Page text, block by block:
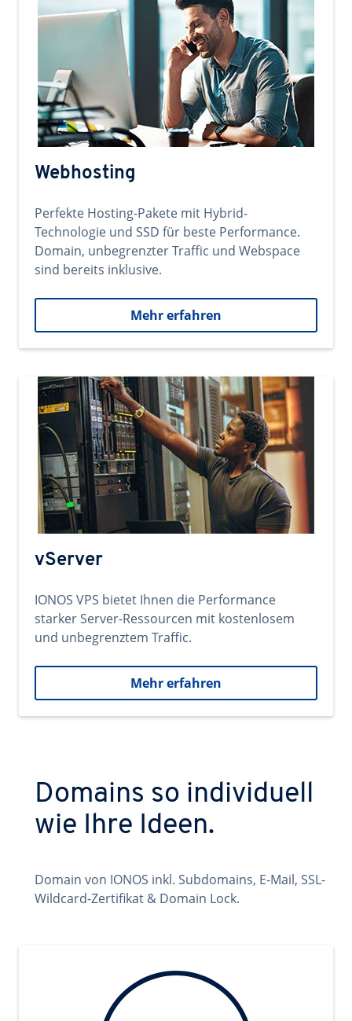
Webhosting
Perfekte Hosting-Pakete mit Hybrid-
Technologie und SSD für beste Performance.
Domain, unbegrenzter Traffic und Webspace
sind bereits inklusive.
Mehr erfahren
vServer
IONOS VPS bietet Ihnen die Performance
starker Server-Ressourcen mit kostenlosem
und unbegrenztem Traffic.
Mehr erfahren
Domains so individuell
wie Ihre Ideen.
Domain von IONOS inkl. Subdomains, E-Mail, SSL-
Wildcard-Zertifikat & Domain Lock.